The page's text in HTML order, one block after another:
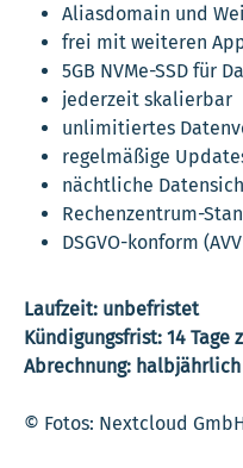
Aliasdomain und
frei mit weiteren
5GB NVMe-SSD für
jederzeit skalierbar
unlimitiertes
regelmäßige
nächtliche
Rechenzentrum-
DSGVO-konform
Laufzeit: unbefristet
Kündigungsfrist: 14 Tage
Abrechnung:
© Fotos: Nextcloud